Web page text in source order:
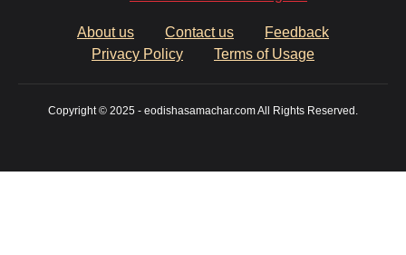
About us Contact us
Feedback
Privacy Policy
Terms of Usage
Copyright © 2025 - eodishasamachar.com All Rights Reserved.